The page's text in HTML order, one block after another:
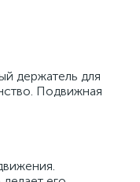
держатель для
Подвижная